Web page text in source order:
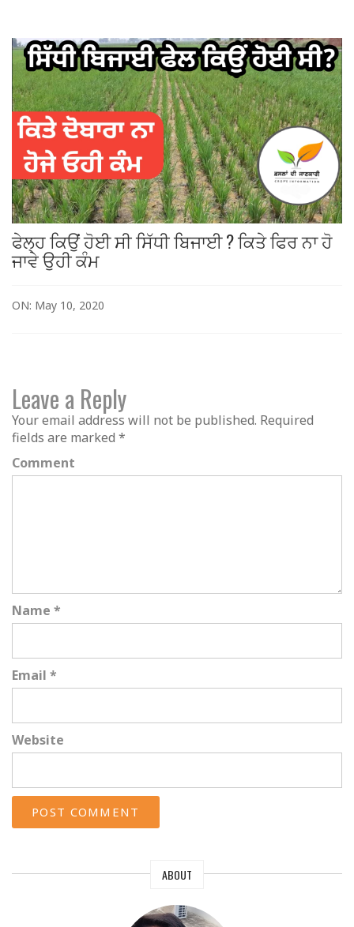
ਫੇਲ੍ਹ ਕਿਉਂ ਹੋਈ ਸੀ ਸਿੱਧੀ ਬਿਜਾਈ ? ਕਿਤੇ ਫਿਰ ਨਾ ਹੋ
ਜਾਵੇ ਉਹੀ ਕੰਮ
ON: May 10, 2020
Leave a Reply
Your email address will not be published. Required
fields are marked *
Comment
Name *
Email *
Website
ABOUT